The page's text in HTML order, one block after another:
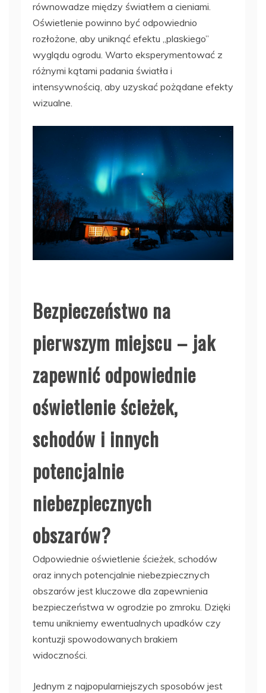
równowadze między światłem a cieniami.
Oświetlenie powinno być odpowiednio
rozłożone, aby uniknąć efektu „plaskiego”
wyglądu ogrodu. Warto eksperymentować z
różnymi kątami padania światła i
intensywnością, aby uzyskać pożądane efekty
wizualne.
Bezpieczeństwo na
pierwszym miejscu – jak
zapewnić odpowiednie
oświetlenie ścieżek,
schodów i innych
potencjalnie
niebezpiecznych
obszarów?
Odpowiednie oświetlenie ścieżek, schodów
oraz innych potencjalnie niebezpiecznych
obszarów jest kluczowe dla zapewnienia
bezpieczeństwa w ogrodzie po zmroku. Dzięki
temu unikniemy ewentualnych upadków czy
kontuzji spowodowanych brakiem
widoczności.
Jednym z najpopularniejszych sposobów jest